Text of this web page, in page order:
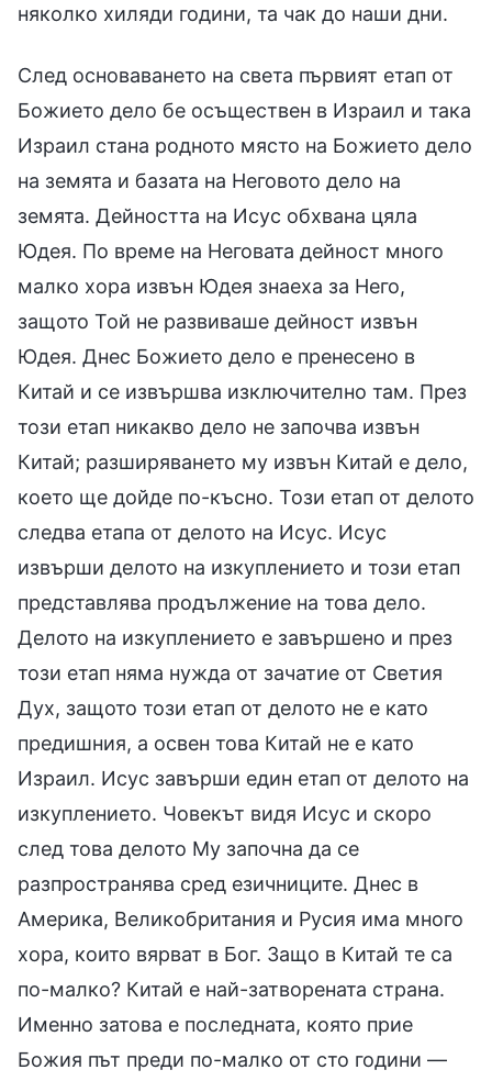
няколко хиляди години, та чак до наши дни.
След основаването на света първият етап от
Божието дело бе осъществен в Израил и така
Израил стана родното място на Божието дело
на земята и базата на Неговото дело на
земята. Дейността на Исус обхвана цяла
Юдея. По време на Неговата дейност много
малко хора извън Юдея знаеха за Него,
защото Той не развиваше дейност извън
Юдея. Днес Божието дело е пренесено в
Китай и се извършва изключително там. През
този етап никакво дело не започва извън
Китай; разширяването му извън Китай е дело,
което ще дойде по-късно. Този етап от делото
следва етапа от делото на Исус. Исус
извърши делото на изкуплението и този етап
представлява продължение на това дело.
Делото на изкуплението е завършено и през
този етап няма нужда от зачатие от Светия
Дух, защото този етап от делото не е като
предишния, а освен това Китай не е като
Израил. Исус завърши един етап от делото на
изкуплението. Човекът видя Исус и скоро
след това делото Му започна да се
разпространява сред езичниците. Днес в
Америка, Великобритания и Русия има много
хора, които вярват в Бог. Защо в Китай те са
по-малко? Китай е най-затворената страна.
Именно затова е последната, която прие
Божия път преди по-малко от сто години —